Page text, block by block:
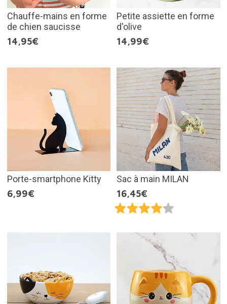
Chauffe-mains en forme
de chien saucisse
14,95€
Petite assiette en forme
d'olive
14,99€
Porte-smartphone Kitty
6,99€
Sac à main MILAN
16,45€